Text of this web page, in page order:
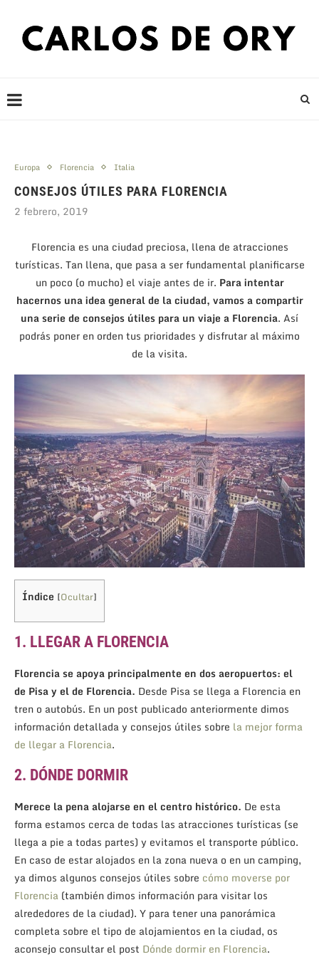
Europa Florencia Italia
CONSEJOS ÚTILES PARA FLORENCIA
2 febrero, 2019
Florencia es una ciudad preciosa, llena de atracciones
turísticas. Tan llena, que pasa a ser fundamental planificarse
un poco (o mucho) el viaje antes de ir. Para intentar
hacernos una idea general de la ciudad, vamos a compartir
una serie de consejos útiles para un viaje a Florencia. Así
podrás poner en orden tus prioridades y disfrutar al máximo
de la visita.
Índice [Ocultar]
1. LLEGAR A FLORENCIA
Florencia se apoya principalmente en dos aeropuertos: el
de Pisa y el de Florencia. Desde Pisa se llega a Florencia en
tren o autobús. En un post publicado anteriormente dimos
información detallada y consejos útiles sobre la mejor forma
de llegar a Florencia.
2. DÓNDE DORMIR
Merece la pena alojarse en el centro histórico. De esta
forma estamos cerca de todas las atracciones turísticas (se
llega a pie a todas partes) y evitamos el transporte público.
En caso de estar alojados en la zona nueva o en un camping,
ya dimos algunos consejos útiles sobre cómo moverse por
Florencia (también dimos información para visitar los
alrededores de la ciudad). Y para tener una panorámica
completa sobre el tipo de alojamientos en la ciudad, os
aconsejo consultar el post Dónde dormir en Florencia.